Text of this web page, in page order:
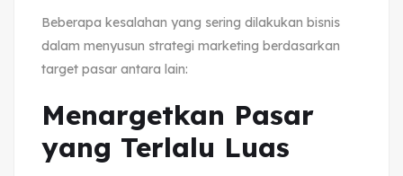
Beberapa kesalahan yang sering dilakukan bisnis
dalam menyusun strategi marketing berdasarkan
target pasar antara lain:
Menargetkan Pasar
yang Terlalu Luas